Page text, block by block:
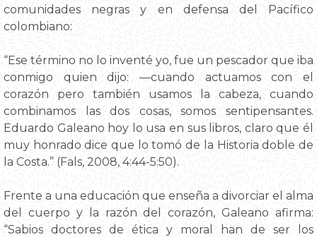
comunidades negras y en defensa del Pacífico
colombiano:
“Ese término no lo inventé yo, fue un pescador que iba
conmigo quien dijo: —cuando actuamos con el
corazón pero también usamos la cabeza, cuando
combinamos las dos cosas, somos sentipensantes.
Eduardo Galeano hoy lo usa en sus libros, claro que él
muy honrado dice que lo tomó de la Historia doble de
la Costa.” (Fals, 2008, 4:44-5:50).
Frente a una educación que enseña a divorciar el alma
del cuerpo y la razón del corazón, Galeano afirma:
“Sabios doctores de ética y moral han de ser los